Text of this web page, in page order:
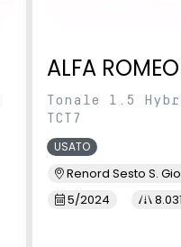
ALFA
Tonale 1.5
TCT7
USATO
Renord Sesto S.
5/2024